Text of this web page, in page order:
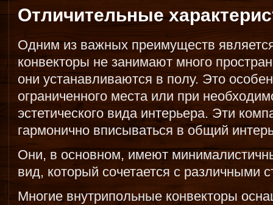
Отличительные
Одним из важных преимуществ
конвекторы не занимают много
они устанавливаются в полу. Это
ограниченного места или при
эстетического вида интерьера. Эти
гармонично вписываться в общий
Они, в основном, имеют
вид, который сочетается с различными
Многие внутрипольные конвекторы